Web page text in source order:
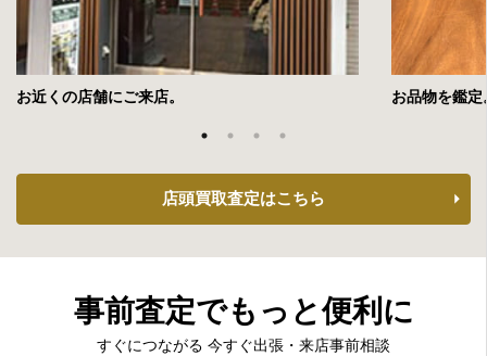
洋食老舗「日本橋たいめいけん」解体…お宝も出たぞSP
2021年12月23日放送
フジテレビ「世界の何だコレ!?ミステリー」
テレビ東京「所さんの学校では教えてくれなそこんトコロ！」
中京テレビ「それって!?実際どうなの課」
2021年9月21日放送
お近くの店舗にご来店。 お品物を鑑定
店頭買取査定はこちら
事前査定でもっと便利に
すぐにつながる 今すぐ出張・来店事前相談